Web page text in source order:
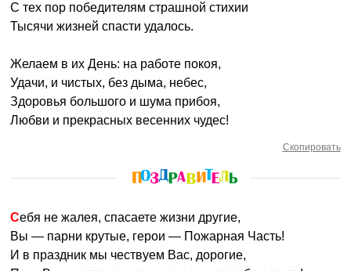
С тех пор победителям страшной стихии
Тысячи жизней спасти удалось.
Желаем в их День: на работе покоя,
Удачи, и чистых, без дыма, небес,
Здоровья большого и шума прибоя,
Любви и прекрасных весенних чудес!
Скопировать
Себя не жалея, спасаете жизни другие,
Вы — парни крутые, герои — Пожарная Часть!
И в праздник мы чествуем Вас, дорогие,